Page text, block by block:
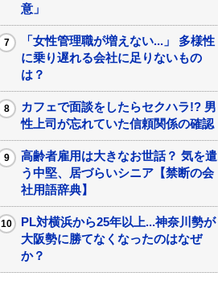
意」
「女性管理職が増えない...」 多様性
に乗り遅れる会社に足りないもの
は？
カフェで面談をしたらセクハラ!? 男
性上司が忘れていた信頼関係の確認
高齢者雇用は大きなお世話？ 気を遣
う中堅、居づらいシニア【禁断の会
社用語辞典】
PL対横浜から25年以上...神奈川勢が
大阪勢に勝てなくなったのはなぜ
か？